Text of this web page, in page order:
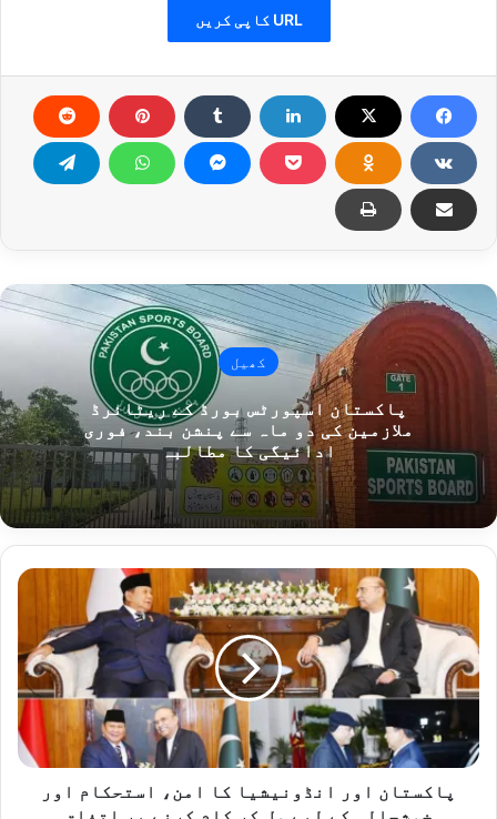
URL کاپی کریں
کھیل
پاکستان اسپورٹس بورڈ کے ریٹائرڈ
ملازمین کی دو ماہ سے پنشن بند، فوری
ادائیگی کا مطالبہ
پ
ک
س
ت
ا
ا
و
پاکستان اور انڈونیشیا کا امن، استحکام اور